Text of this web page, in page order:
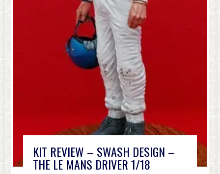
KIT REVIEW – SWASH DESIGN –
THE LE MANS DRIVER 1/18